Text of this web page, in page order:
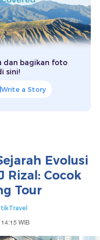
dan bagikan foto
sini!
Write a Story
Evolusi
Rizal: Cocok
Tour
WIB